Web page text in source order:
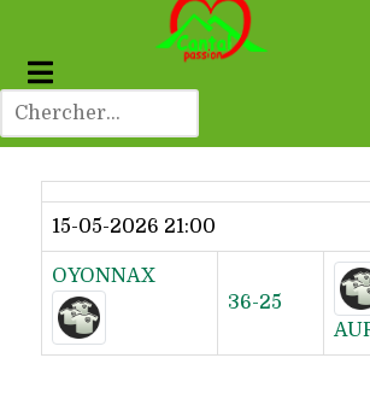
Dernier résultat
15-05-2026 21:00
OYONNAX
36-25